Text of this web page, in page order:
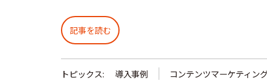
記事を読む
トピックス: 導入事例 コンテンツマーケティン